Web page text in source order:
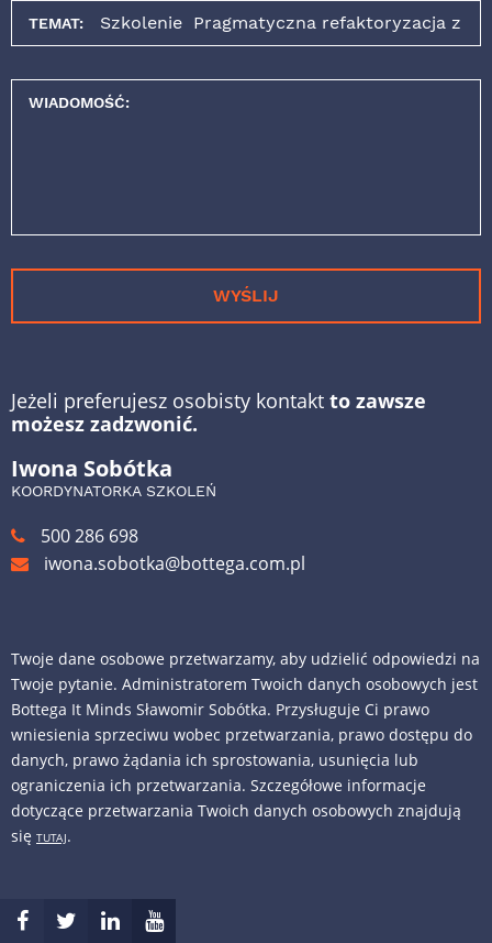
TEMAT:
WIADOMOŚĆ:
WYŚLIJ
Jeżeli preferujesz osobisty kontakt to zawsze
możesz zadzwonić.
Iwona Sobótka
KOORDYNATORKA SZKOLEŃ
500 286 698
iwona.sobotka@bottega.com.pl
Twoje dane osobowe przetwarzamy, aby udzielić odpowiedzi na
Twoje pytanie. Administratorem Twoich danych osobowych jest
Bottega It Minds Sławomir Sobótka. Przysługuje Ci prawo
wniesienia sprzeciwu wobec przetwarzania, prawo dostępu do
danych, prawo żądania ich sprostowania, usunięcia lub
ograniczenia ich przetwarzania. Szczegółowe informacje
dotyczące przetwarzania Twoich danych osobowych znajdują
się TUTAJ.